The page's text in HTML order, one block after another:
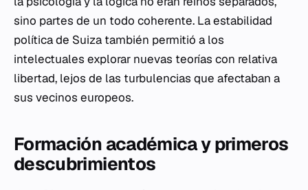
sino partes de un todo coherente. La estabilidad
política de Suiza también permitió a los
intelectuales explorar nuevas teorías con relativa
libertad, lejos de las turbulencias que afectaban a
sus vecinos europeos.
Formación académica y primeros
descubrimientos